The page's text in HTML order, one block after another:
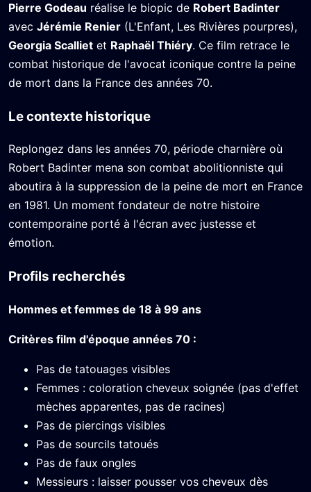
Pierre Godeau réalise le biopic de Robert Badinter
avec Jérémie Renier (L'Enfant, Les Rivières pourpres),
Georgia Scalliet et Raphaël Thiéry. Ce film retrace le
combat historique de l'avocat iconique contre la peine
de mort dans la France des années 70.
Le contexte historique
Replongez dans les années 70, période charnière où
Robert Badinter mena son combat abolitionniste qui
aboutira à la suppression de la peine de mort en France
en 1981. Un moment fondateur de notre histoire
contemporaine porté à l'écran avec justesse et
émotion.
Profils recherchés
Hommes et femmes de 18 à 99 ans
Critères film d'époque années 70 :
Pas de tatouages visibles
Femmes : coloration cheveux soignée (pas d'effet
mèches apparentes, pas de racines)
Pas de piercings visibles
Pas de sourcils tatoués
Pas de faux ongles
Messieurs : laisser pousser vos cheveux dès